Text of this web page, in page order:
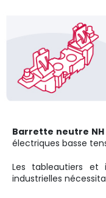
Barrette neutre NH
électriques basse
Les tableautiers et
industrielles